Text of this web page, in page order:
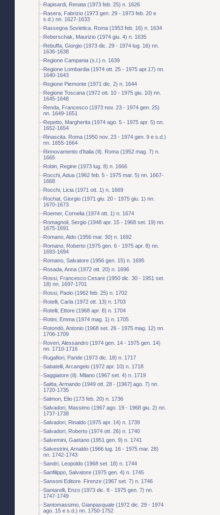
Rapisardi, Renata (1973 feb. 25) n. 1626
Rasera, Fabrizio (1973 gen. 29 - 1973 feb. 20 e
s.d.) nn. 1627-1633
Rassegna Sovietica. Roma (1953 feb. 16) n. 1634
Reberschak, Maurizio (1974 giu. 4) n. 1635
Rebuffa, Giorgio (1973 dic. 29 - 1974 lug. 16) nn.
1636-1638
Regione Campania (s.l.) n. 1639
Regione Lombardia (1974 ott. 25 - 1975 apr.17) nn.
1640-1643
Regione Piemonte (1971 dic. 2) n. 1644
Regione Toscana (1972 ott. 10 - 1975 giu. 10) nn.
1645-1648
Renda, Francesco (1973 nov. 23 - 1974 gen. 25)
nn. 1649-1651
Repetto, Margherita (1974 ago. 5 - 1975 apr. 5) nn.
1652-1654
Rinascita. Roma (1950 nov. 23 - 1974 gen. 9 e s.d.)
nn. 1655-1664
Rinnovamento d'Italia (Il). Roma (1952 mag. 7) n.
1665
Robin, Regine (1973 lug. 8) n. 1666
Rocchi, Adua (1962 feb. 5 - 1975 mar. 5) nn. 1667-
1668
Rocchi, Licia (1971 ott. 1) n. 1669
Rochat, Giorgio (1971 giu. 20 - 1975 giu. 1) nn.
1670-1673
Roemer, Cornelia (1974 ott. 1) n. 1674
Romagnoli, Sergio (1948 apr. 15 - 1968 set. 19) nn.
1675-1691
Romano, Aldo (1956 mar. 30) n. 1692
Romano, Roberto (1975 gen. 6 - 1975 apr. 8) nn.
1693-1694
Romano, Salvatore (1956 gen. 15) n. 1695
Rosada, Anna (1972 ott. 20) n. 1696
Rossi, Francesco Cesare (1950 dic. 30 - 1951 set.
18) nn. 1697-1701
Rossi, Paolo (1962 feb. 25) n. 1702
Rotelli, Carla (1972 ott. 13) n. 1703
Rotelli, Ettore (1968 apr. 8) n. 1704
Rotini, Emma (1974 mag. 1) n. 1705
Rotondò, Antonio (1968 set. 26 - 1975 mag. 12) nn.
1706-1709
Roveri, Alessandro (1974 gen. 14 - 1975 gen. 14)
nn. 1710-1716
Rugafiori, Paride (1973 dic. 18) n. 1717
Sabatelli, Arcangelo (1972 apr. 10) n. 1718
Saggiatore (Il). Milano (1967 set. 4) n. 1719
Saitta, Armando (1949 ott. 28 - [1967] ago. 7) nn.
1720-1735
Salmon, Elio (173 feb. 20) n. 1736
Salvadori, Massimo (1967 ago. 19 - 1968 giu. 2) nn.
1737-1738
Salvadori, Rinaldo (1975 apr. 14) n. 1739
Salvadori, Roberto (1974 ott. 26) n. 1740
Salvemini, Gaetano (1951 gen. 9) n. 1741
Salvestrini, Arnaldo (1966 lug. 16 - 1975 mar. 28)
nn. 1742-1743
Sandri, Leopoldo (1968 set. 18) n. 1744
Sanfilippo, Salvatore (1975 gen. 4) n. 1745
Sansoni Editore. Firenze (1967 set. 7) n. 1746
Santarelli, Enzo (1973 dic. 8 - 1975 gen. 7) nn.
1747-1749
Santomassimo, Gianpasquale (1972 dic. 29 - 1974
ago. 15 e s.d.) nn. 1750-1752